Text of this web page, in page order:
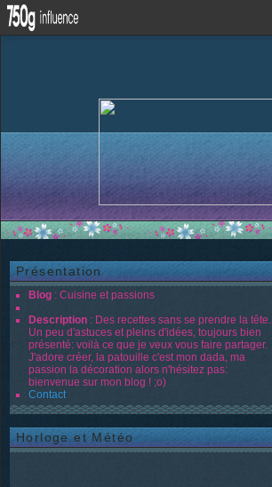
Présentation
Blog : Cuisine et passions
Description : Des recettes sans se prendre la tête.
Un peu d'astuces et pleins d'idées, toujours bien
présenté: voilà ce que je veux vous faire partager.
J'adore créer, la patouille c'est mon dada, ma
passion la décoration alors n'hésitez pas:
bienvenue sur mon blog ! ;o)
Contact
Horloge et Météo